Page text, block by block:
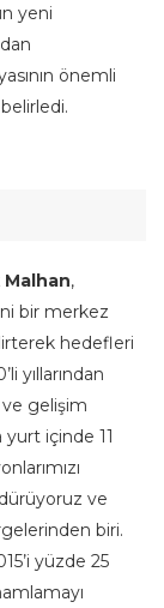
yeni
önemli
,
bir merkez
hedefleri
yıllarından
gelişim
içinde 11
ve
biri.
yüzde 25